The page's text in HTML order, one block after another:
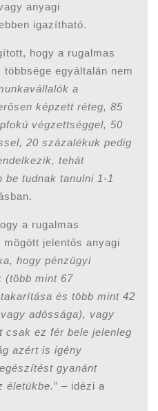
anyagi
igazítható.
hogy a rugalmas
egyáltalán nem
a
képzett réteg, 85
végzettséggel, 50
20 százalékuk pedig
tehát
be tudnak tanulni 1-1
a rugalmas
jelentős anyagi
hogy pénzügyi
(több mint 67
és több mint 42
adóssága), vagy
csak ez fér bele jelenleg
azért is igény
gyanánt
életükbe.” – idézi a